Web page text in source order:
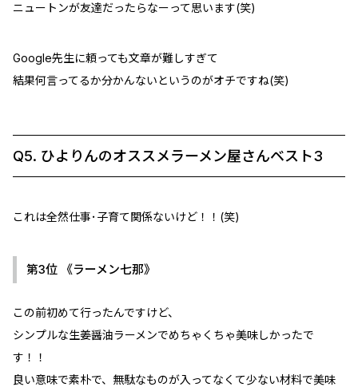
ニュートンが友達だったらなーって思います(笑)
Google先生に頼っても文章が難しすぎて
結果何言ってるか分かんないというのがオチですね(笑)
Q5. ひよりんのオススメラーメン屋さんベスト3
これは全然仕事･子育て関係ないけど！！(笑)
第3位 《ラーメン七那》
この前初めて行ったんですけど、
シンプルな生姜醤油ラーメンでめちゃくちゃ美味しかったで
す！！
良い意味で素朴で、無駄なものが入ってなくて少ない材料で美味